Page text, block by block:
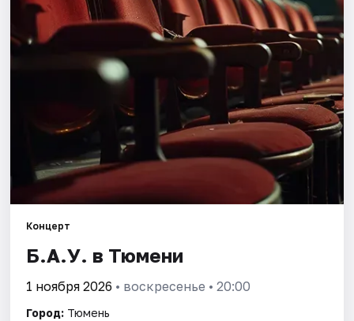
Артисты
Концерт
Б.А.У. в Тюмени
1 ноября 2026 • воскресенье • 20:00
Город: Тюмень